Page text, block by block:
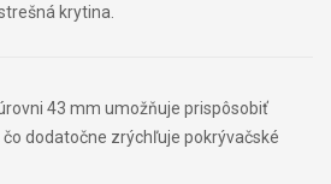
krytina.
43 mm umožňuje prispôsobiť
dodatočne zrýchľuje pokrývačské